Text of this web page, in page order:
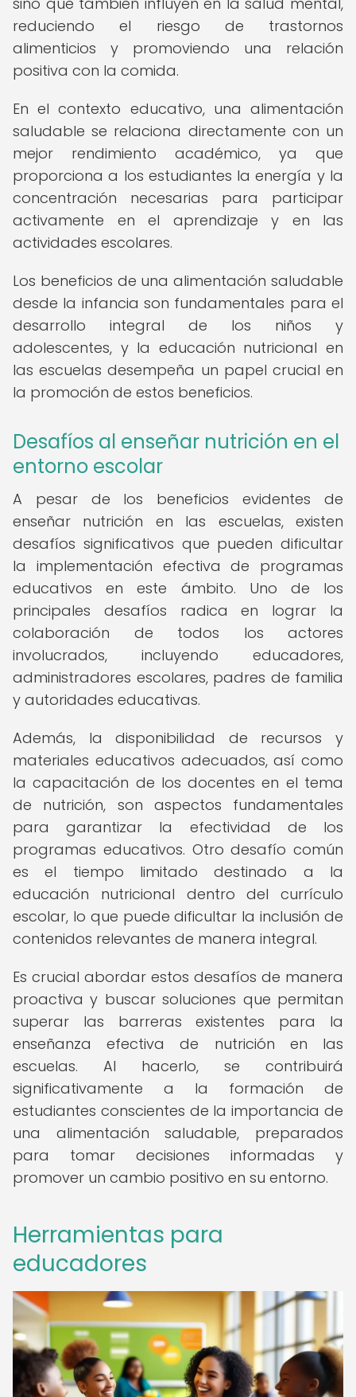
reduciendo el riesgo de trastornos
alimenticios y promoviendo una relación
positiva con la comida.
En el contexto educativo, una alimentación
saludable se relaciona directamente con un
mejor rendimiento académico, ya que
proporciona a los estudiantes la energía y la
concentración necesarias para participar
activamente en el aprendizaje y en las
actividades escolares.
Los beneficios de una alimentación saludable
desde la infancia son fundamentales para el
desarrollo integral de los niños y
adolescentes, y la educación nutricional en
las escuelas desempeña un papel crucial en
la promoción de estos beneficios.
Desafíos al enseñar nutrición en el
entorno escolar
A pesar de los beneficios evidentes de
enseñar nutrición en las escuelas, existen
desafíos significativos que pueden dificultar
la implementación efectiva de programas
educativos en este ámbito. Uno de los
principales desafíos radica en lograr la
colaboración de todos los actores
involucrados, incluyendo educadores,
administradores escolares, padres de familia
y autoridades educativas.
Además, la disponibilidad de recursos y
materiales educativos adecuados, así como
la capacitación de los docentes en el tema
de nutrición, son aspectos fundamentales
para garantizar la efectividad de los
programas educativos. Otro desafío común
es el tiempo limitado destinado a la
educación nutricional dentro del currículo
escolar, lo que puede dificultar la inclusión de
contenidos relevantes de manera integral.
Es crucial abordar estos desafíos de manera
proactiva y buscar soluciones que permitan
superar las barreras existentes para la
enseñanza efectiva de nutrición en las
escuelas. Al hacerlo, se contribuirá
significativamente a la formación de
estudiantes conscientes de la importancia de
una alimentación saludable, preparados
para tomar decisiones informadas y
promover un cambio positivo en su entorno.
Herramientas para
educadores